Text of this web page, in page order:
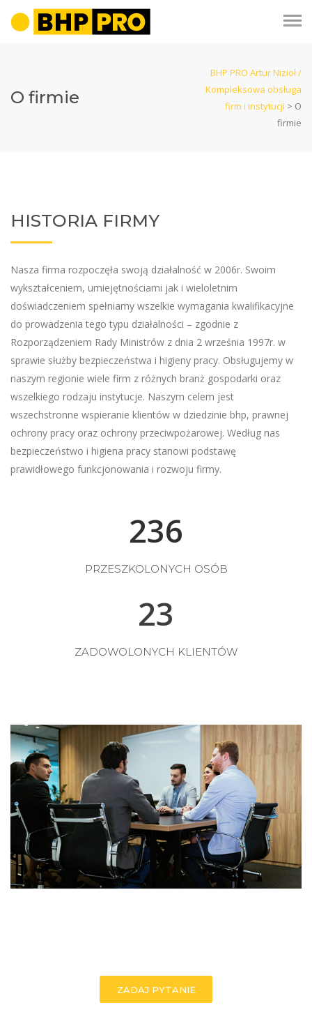
O firmie
BHP PRO Artur Nizioł /
Kompleksowa obsługa
firm i instytucji > O
firmie
HISTORIA FIRMY
Nasza firma rozpoczęła swoją działalność w 2006r. Swoim
wykształceniem, umiejętnościami jak i wieloletnim
doświadczeniem spełniamy wszelkie wymagania kwalifikacyjne
do prowadzenia tego typu działalności – zgodnie z
Rozporządzeniem Rady Ministrów z dnia 2 września 1997r. w
sprawie służby bezpieczeństwa i higieny pracy. Obsługujemy w
naszym regionie wiele firm z różnych branż gospodarki oraz
wszelkiego rodzaju instytucje. Naszym celem jest
wszechstronne wspieranie klientów w dziedzinie bhp, prawnej
ochrony pracy oraz ochrony przeciwpożarowej. Według nas
bezpieczeństwo i higiena pracy stanowi podstawę
prawidłowego funkcjonowania i rozwoju firmy.
248
PRZESZKOLONYCH OSÓB
24
ZADOWOLONYCH KLIENTÓW
ZADAJ PYTANIE